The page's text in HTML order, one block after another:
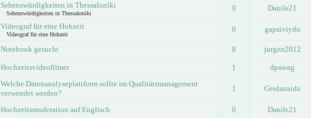
Sehenswürdigkeiten in Thessaloniki
Sehenswürdigkeiten in Thessaloniki
0 Danile21
Videograf für eine Hohzeit
Videograf für eine Hohzeit
0 gapsiviydu
Notebook gesucht 8 jurgen2012
Hochzeitsvideofilmer 1 dpawag
Welche Datenanalyseplattform sollte im Qualitätsmanagement
verwendet werden?
1 Gerdanaidz
Hochzeitsmoderation auf Englisch 0 Danile21